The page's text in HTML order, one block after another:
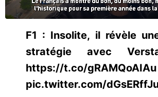
F1 : Insolite, il révèle
stratégie avec
https://t.co/gRAMQoAIAu
pic.twitter.com/